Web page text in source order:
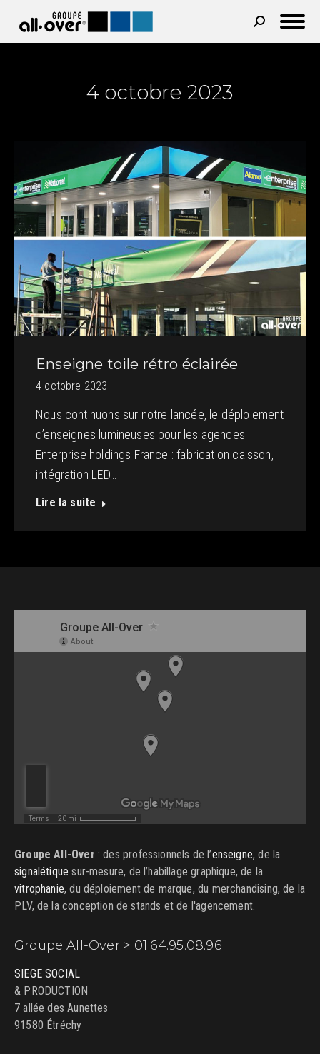
Recherche
:
4 octobre 2023
Enseigne toile rétro éclairée
4 octobre 2023
Nous continuons sur notre lancée, le déploiement
d’enseignes lumineuses pour les agences
Enterprise holdings France : fabrication caisson,
intégration LED…
Lire la suite
Groupe All-Over : des professionnels de l’enseigne, de la
signalétique sur-mesure, de l’habillage graphique, de la
vitrophanie, du déploiement de marque, du merchandising, de la
PLV, de la conception de stands et de l'agencement.
Groupe All-Over > 01.64.95.08.96
SIEGE SOCIAL
& PRODUCTION
7 allée des Aunettes
91580 Étréchy